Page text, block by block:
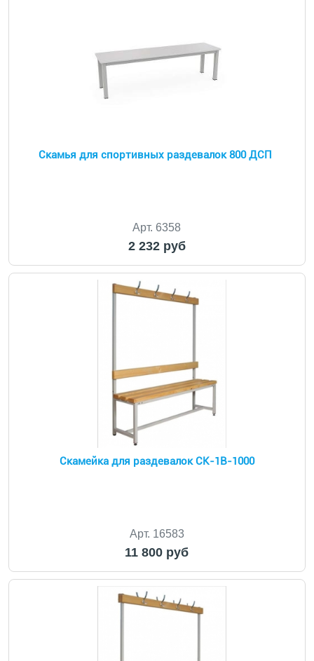
Скамья для спортивных раздевалок 800 ДСП
Арт. 6358
2 232 руб
Скамейка для раздевалок CК-1В-1000
Арт. 16583
11 800 руб